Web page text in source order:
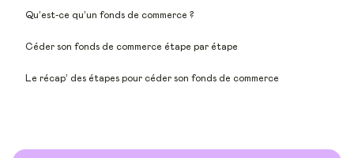
Qu’est-ce qu’un fonds de commerce ?
Céder son fonds de commerce étape par étape
Le récap’ des étapes pour céder son fonds de commerce